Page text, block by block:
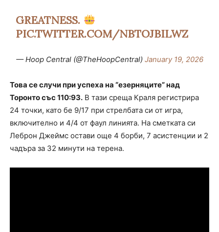
GREATNESS.
PIC.TWITTER.COM/NBTOJBILWZ
— Hoop Central (@TheHoopCentral) January 19, 2026
Това се случи при успеха на “езерняците” над
Торонто със 110:93. В тази среща Краля регистрира
24 точки, като бе 9/17 при стрелбата си от игра,
включително и 4/4 от фаул линията. На сметката си
Леброн Джеймс остави още 4 борби, 7 асистенции и 2
чадъра за 32 минути на терена.